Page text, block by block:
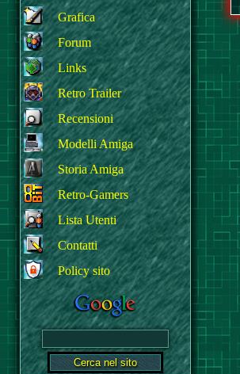
Grafica
Forum
Links
Retro Trailer
Recensioni
Modelli Amiga
Storia Amiga
Retro-Gamers
Lista Utenti
Contatti
Policy sito